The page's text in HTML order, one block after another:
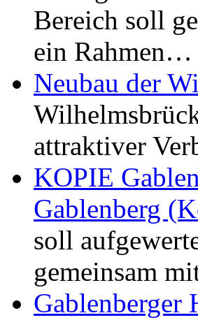
Bereich soll
ein Rahmen…
Neubau der
attraktiver
KOPIE
Gablenberg
soll
gemeinsam
Gablenberger